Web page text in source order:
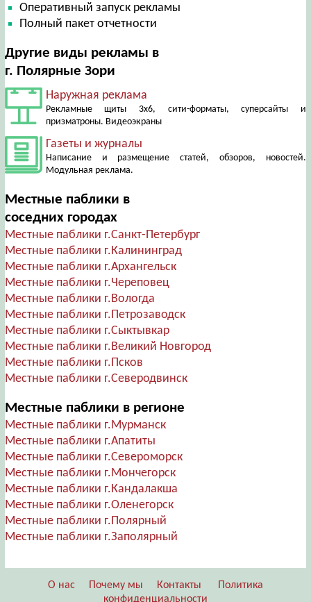
Оперативный запуск рекламы
Полный пакет отчетности
Другие виды рекламы в
г. Полярные Зори
Наружная реклама
Рекламные щиты 3х6, сити-форматы, суперсайты и
призматроны. Видеоэкраны
Газеты и журналы
Написание и размещение статей, обзоров, новостей.
Модульная реклама.
Местные паблики в
соседних городах
Местные паблики г.Санкт-Петербург
Местные паблики г.Калининград
Местные паблики г.Архангельск
Местные паблики г.Череповец
Местные паблики г.Вологда
Местные паблики г.Петрозаводск
Местные паблики г.Сыктывкар
Местные паблики г.Великий Новгород
Местные паблики г.Псков
Местные паблики г.Северодвинск
Местные паблики в регионе
Местные паблики г.Мурманск
Местные паблики г.Апатиты
Местные паблики г.Североморск
Местные паблики г.Мончегорск
Местные паблики г.Кандалакша
Местные паблики г.Оленегорск
Местные паблики г.Полярный
Местные паблики г.Заполярный
О нас Почему мы Контакты
Политика
конфиденциальности